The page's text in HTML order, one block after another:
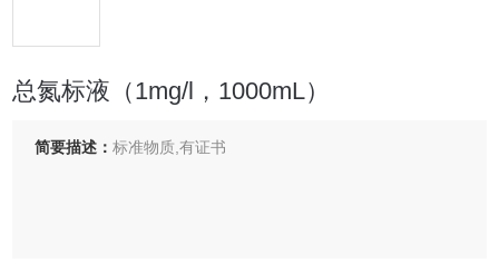
总氮标液（1mg/l，1000mL）
简要描述：标准物质,有证书